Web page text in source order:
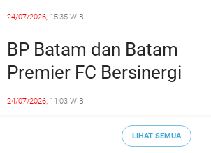
Siapkan Lulusan Siap Kerja
Era Digital
24/07/2026, 15:35 WIB
BP Batam dan Batam
Premier FC Bersinergi
Cetak Generasi Emas
24/07/2026, 11:03 WIB
LIHAT SEMUA